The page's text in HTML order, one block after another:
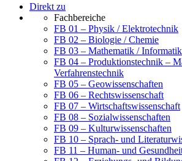
Direkt zu
Fachbereiche
FB 01 – Physik / Elektrotechnik
FB 02 – Biologie / Chemie
FB 03 – Mathematik / Informatik
FB 04 – Produktionstechnik –
Verfahrenstechnik
FB 05 – Geowissenschaften
FB 06 – Rechtswissenschaft
FB 07 – Wirtschaftswissenschaft
FB 08 – Sozialwissenschaften
FB 09 – Kulturwissenschaften
FB 10 – Sprach- und
FB 11 – Human- und